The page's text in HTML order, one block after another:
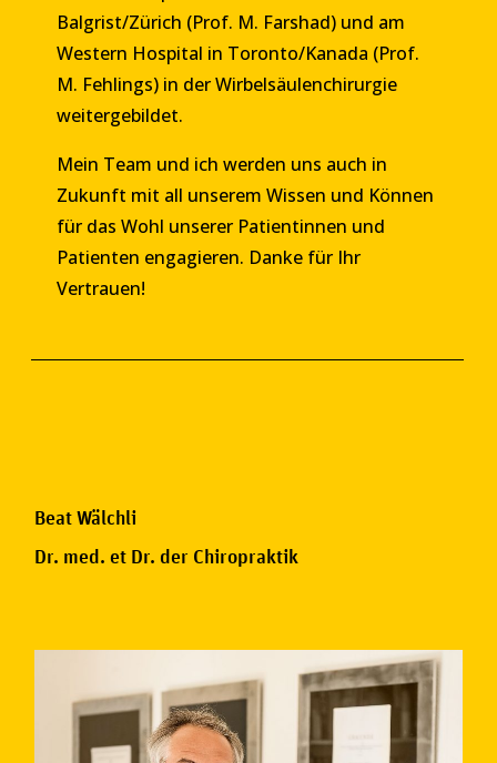
Balgrist/Zürich (Prof. M. Farshad) und am
Western Hospital in Toronto/Kanada (Prof.
M. Fehlings) in der Wirbelsäulenchirurgie
weitergebildet.
Mein Team und ich werden uns auch in
Zukunft mit all unserem Wissen und Können
für das Wohl unserer Patientinnen und
Patienten engagieren. Danke für Ihr
Vertrauen!
Beat Wälchli
Dr. med. et Dr. der Chiropraktik